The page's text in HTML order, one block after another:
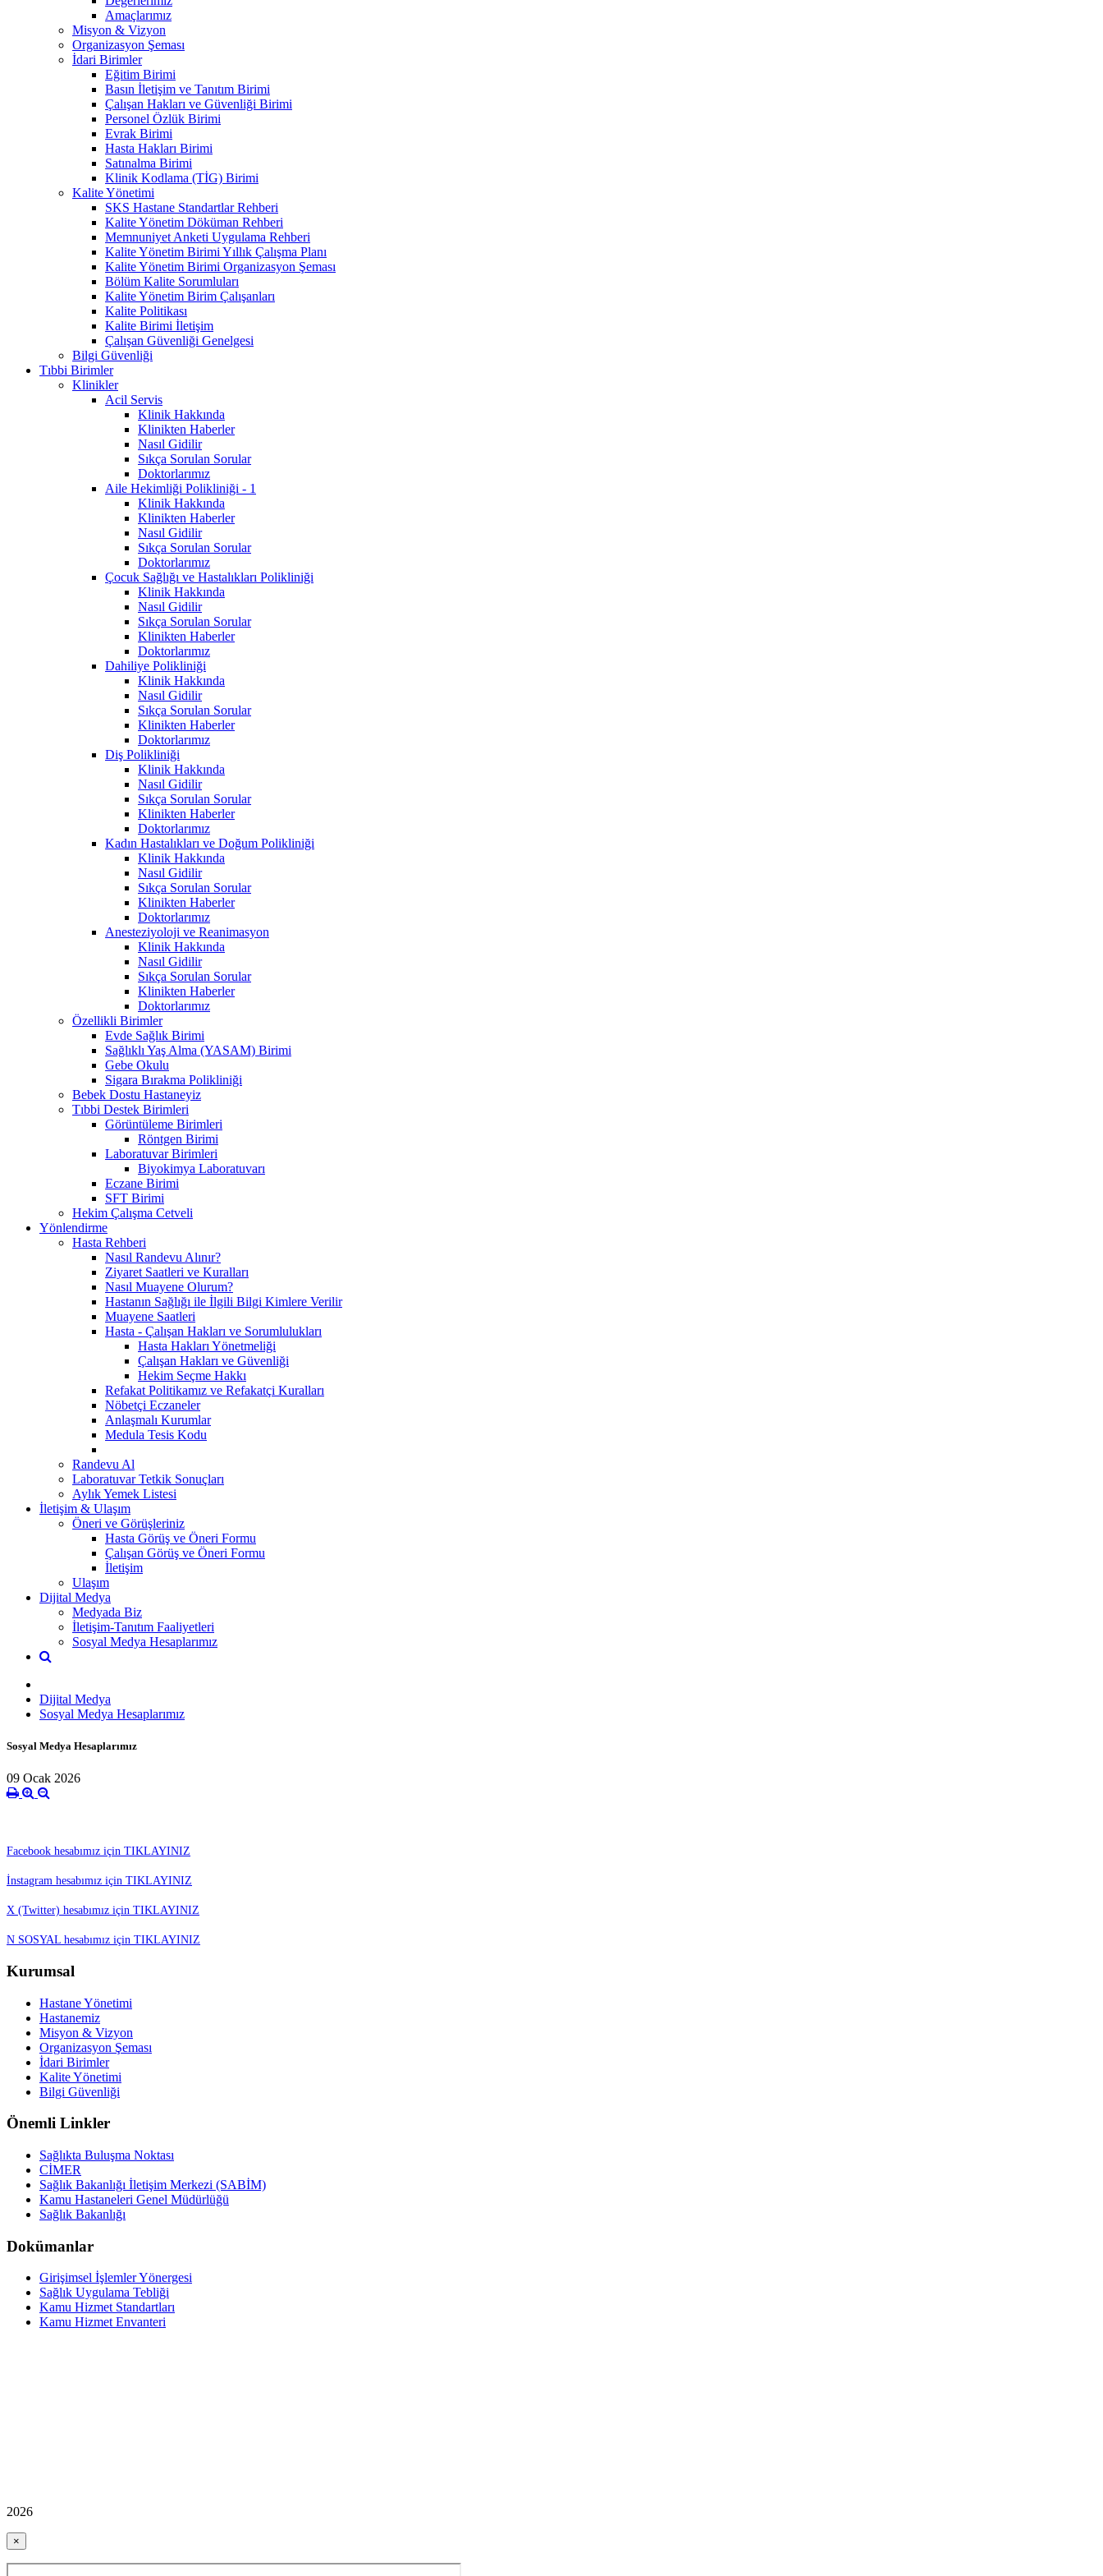
Amaçlarımız
Misyon & Vizyon
Organizasyon Şeması
İdari Birimler
Eğitim Birimi
Basın İletişim ve Tanıtım Birimi
Çalışan Hakları ve Güvenliği Birimi
Personel Özlük Birimi
Evrak Birimi
Hasta Hakları Birimi
Satınalma Birimi
Klinik Kodlama (TİG) Birimi
Kalite Yönetimi
SKS Hastane Standartlar Rehberi
Kalite Yönetim Döküman Rehberi
Memnuniyet Anketi Uygulama Rehberi
Kalite Yönetim Birimi Yıllık Çalışma Planı
Kalite Yönetim Birimi Organizasyon Şeması
Bölüm Kalite Sorumluları
Kalite Yönetim Birim Çalışanları
Kalite Politikası
Kalite Birimi İletişim
Çalışan Güvenliği Genelgesi
Bilgi Güvenliği
Tıbbi Birimler
Klinikler
Acil Servis
Klinik Hakkında
Klinikten Haberler
Nasıl Gidilir
Sıkça Sorulan Sorular
Doktorlarımız
Aile Hekimliği Polikliniği - 1
Klinik Hakkında
Klinikten Haberler
Nasıl Gidilir
Sıkça Sorulan Sorular
Doktorlarımız
Çocuk Sağlığı ve Hastalıkları Polikliniği
Klinik Hakkında
Nasıl Gidilir
Sıkça Sorulan Sorular
Klinikten Haberler
Doktorlarımız
Dahiliye Polikliniği
Klinik Hakkında
Nasıl Gidilir
Sıkça Sorulan Sorular
Klinikten Haberler
Doktorlarımız
Diş Polikliniği
Klinik Hakkında
Nasıl Gidilir
Sıkça Sorulan Sorular
Klinikten Haberler
Doktorlarımız
Kadın Hastalıkları ve Doğum Polikliniği
Klinik Hakkında
Nasıl Gidilir
Sıkça Sorulan Sorular
Klinikten Haberler
Doktorlarımız
Anesteziyoloji ve Reanimasyon
Klinik Hakkında
Nasıl Gidilir
Sıkça Sorulan Sorular
Klinikten Haberler
Doktorlarımız
Özellikli Birimler
Evde Sağlık Birimi
Sağlıklı Yaş Alma (YASAM) Birimi
Gebe Okulu
Sigara Bırakma Polikliniği
Bebek Dostu Hastaneyiz
Tıbbi Destek Birimleri
Görüntüleme Birimleri
Röntgen Birimi
Laboratuvar Birimleri
Biyokimya Laboratuvarı
Eczane Birimi
SFT Birimi
Hekim Çalışma Cetveli
Yönlendirme
Hasta Rehberi
Nasıl Randevu Alınır?
Ziyaret Saatleri ve Kuralları
Nasıl Muayene Olurum?
Hastanın Sağlığı ile İlgili Bilgi Kimlere Verilir
Muayene Saatleri
Hasta - Çalışan Hakları ve Sorumlulukları
Hasta Hakları Yönetmeliği
Çalışan Hakları ve Güvenliği
Hekim Seçme Hakkı
Refakat Politikamız ve Refakatçi Kuralları
Nöbetçi Eczaneler
Anlaşmalı Kurumlar
Medula Tesis Kodu
Randevu Al
Laboratuvar Tetkik Sonuçları
Aylık Yemek Listesi
İletişim & Ulaşım
Öneri ve Görüşleriniz
Hasta Görüş ve Öneri Formu
Çalışan Görüş ve Öneri Formu
İletişim
Ulaşım
Dijital Medya
Medyada Biz
İletişim-Tanıtım Faaliyetleri
Sosyal Medya Hesaplarımız
Dijital Medya
Sosyal Medya Hesaplarımız
Sosyal Medya Hesaplarımız
09 Ocak 2026
Facebook hesabımız için TIKLAYINIZ
İnstagram hesabımız için TIKLAYINIZ
X (Twitter) hesabımız için TIKLAYINIZ
N SOSYAL hesabımız için TIKLAYINIZ
Kurumsal
Hastane Yönetimi
Hastanemiz
Misyon & Vizyon
Organizasyon Şeması
İdari Birimler
Kalite Yönetimi
Bilgi Güvenliği
Önemli Linkler
Sağlıkta Buluşma Noktası
CİMER
Sağlık Bakanlığı İletişim Merkezi (SABİM)
Kamu Hastaneleri Genel Müdürlüğü
Sağlık Bakanlığı
Dokümanlar
Girişimsel İşlemler Yönergesi
Sağlık Uygulama Tebliği
Kamu Hizmet Standartları
Kamu Hizmet Envanteri
2026
×